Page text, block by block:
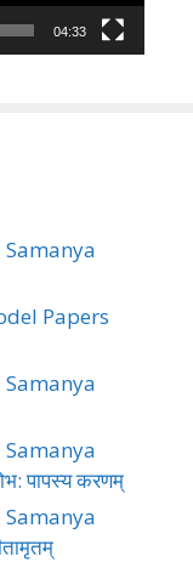
04:33
Papers
पापस्य करणम्